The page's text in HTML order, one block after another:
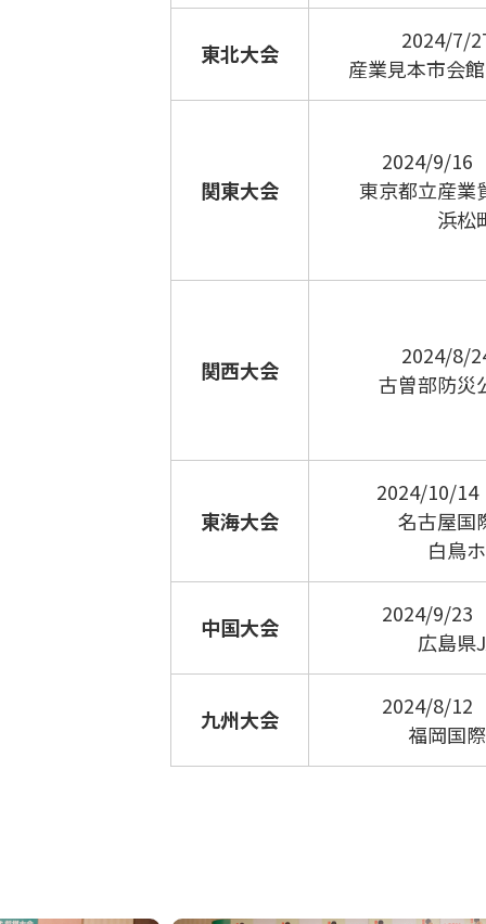
東北大会
2024/7/
産業見本市会
関東大会
2024/9/16
東京都立産業
浜松
関西大会
2024/8/
古曽部防災
東海大会
2024/10/14
名古屋国
白鳥
中国大会
2024/9/23
広島県
九州大会
2024/8/12
福岡国